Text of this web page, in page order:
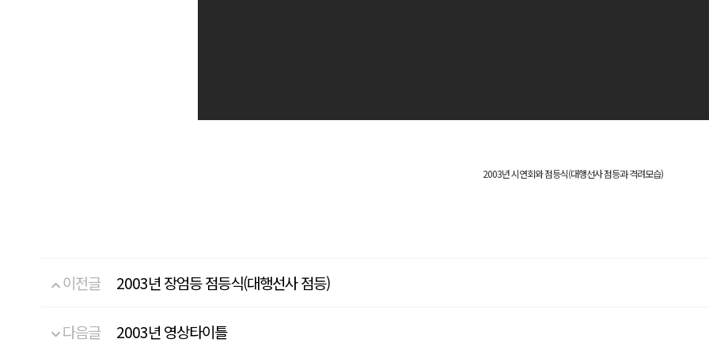
2003년 시연회와 점등식(대행선사 점등과 격려모습)
이전글 2003년 장엄등 점등식(대행선사 점등)
다음글 2003년 영상타이틀